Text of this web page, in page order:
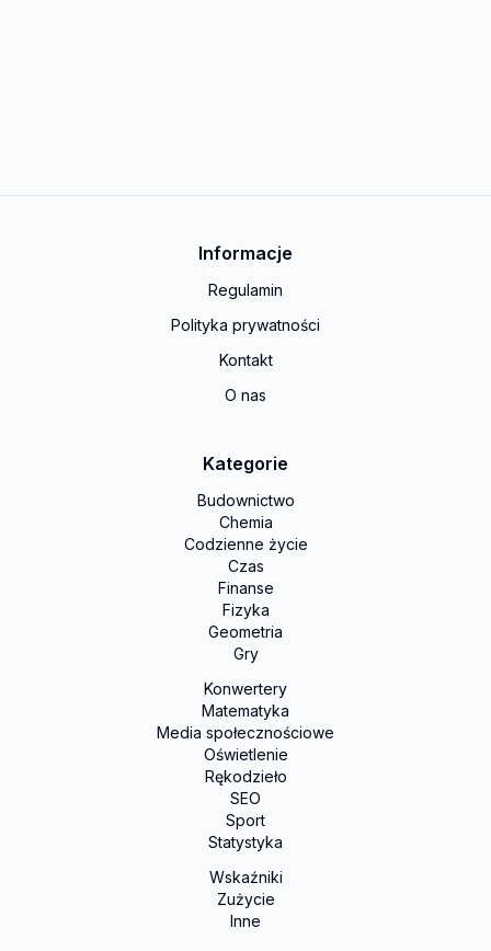
Informacje
Regulamin
Polityka prywatności
Kontakt
O nas
Kategorie
Budownictwo
Chemia
Codzienne życie
Czas
Finanse
Fizyka
Geometria
Gry
Konwertery
Matematyka
Media społecznościowe
Oświetlenie
Rękodzieło
SEO
Sport
Statystyka
Wskaźniki
Zużycie
Inne